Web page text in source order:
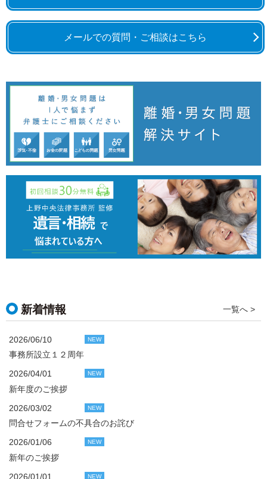
メールでの質問・ご相談はこちら
新着情報 一覧へ >
2026/06/10 NEW
事務所設立１２周年
2026/04/01 NEW
新年度のご挨拶
2026/03/02 NEW
問合せフォームの不具合のお詫び
2026/01/06 NEW
新年のご挨拶
2026/01/01 NEW